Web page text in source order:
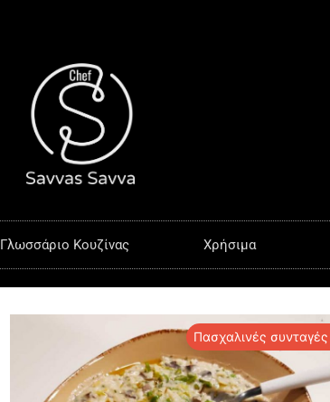
Γλωσσάριο Κουζίνας Χρήσιμα
Πασχαλινές συνταγές